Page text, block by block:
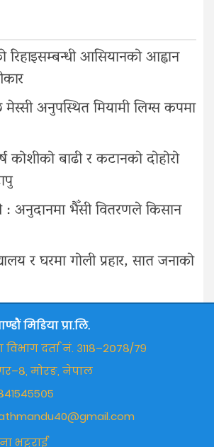
आसियानको आह्वान
अनुपस्थित मियामी लिग्स कपमा
बाढी र कटानको दोहोरो
: अनुदानमा भैँसी वितरणले किसान
र घरमा गोली प्रहार, सात जनाको
मिडिया प्रा.लि.
दर्ता नं. ३११८–२०७८/७९
मोरङ, नेपाल
भट्टराई